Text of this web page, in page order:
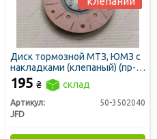
Диск тормозной МТЗ, ЮМЗ с
накладками (клепаный) (пр-
во JFD)
195 ₴ склад
Артикул:
50-3502040
JFD